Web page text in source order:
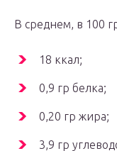
В среднем, в 100
18 ккал;
0,9 гр белка;
0,20 гр жира;
3,9 гр